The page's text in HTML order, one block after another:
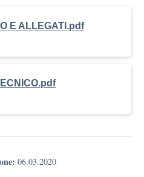
E ALLEGATI.pdf
06.03.2020